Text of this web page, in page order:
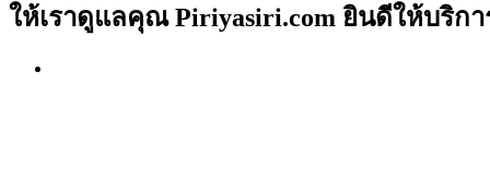
ให้เราดูแลคุณ Piriyasiri.com ยินดีให้บริกา